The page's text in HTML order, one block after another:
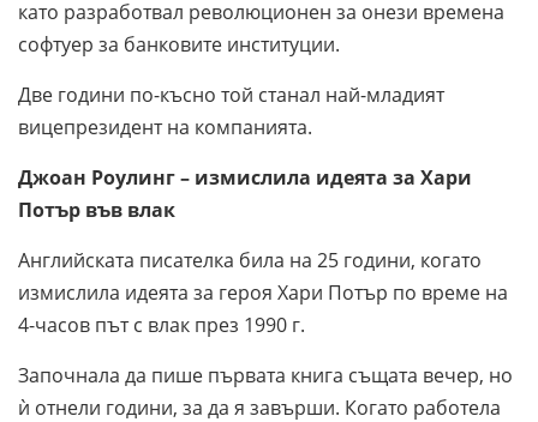
като разработвал революционен за онези времена
софтуер за банковите институции.
Две години по-късно той станал най-младият
вицепрезидент на компанията.
Джоан Роулинг– измислила идеята за Хари
Потър във влак
Английската писателка била на 25 години, когато
измислила идеята за героя Хари Потър по време на
4-часов път с влак през 1990 г.
Започнала да пише първата книга същата вечер, но
ѝ отнели години, за да я завърши. Когато работела